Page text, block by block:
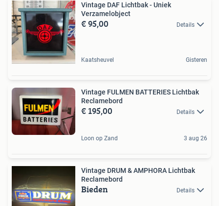
Vintage DAF Lichtbak - Uniek
Verzamelobject
€ 95,00 Details
Kaatsheuvel Gisteren
Vintage FULMEN BATTERIES Lichtbak
Reclamebord
€ 195,00 Details
Loon op Zand 3 aug 26
Vintage DRUM & AMPHORA Lichtbak
Reclamebord
Bieden Details